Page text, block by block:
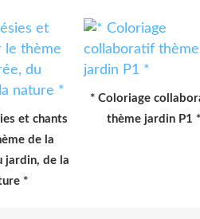
et chants
de la
jardin, de la
*
* Coloriage
thème jardin P1 *